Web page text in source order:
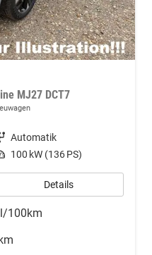
MJ27 DCT7
Getriebe Automatik
Leistung 100 kW (136 PS)
Details
100km